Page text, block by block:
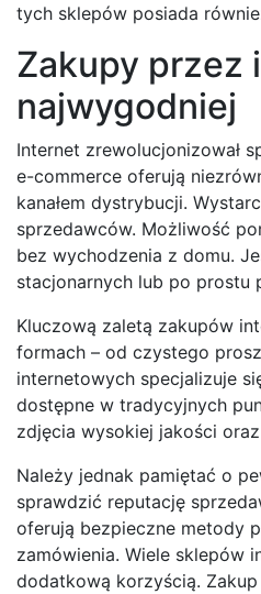
tych sklepów posiada
Zakupy przez
najwygodniej
Internet zrewolucjonizował
e-commerce oferują
kanałem dystrybucji.
sprzedawców. Możliwość
bez wychodzenia z domu.
stacjonarnych lub po prostu
Kluczową zaletą zakupów
formach – od czystego
internetowych specjalizuje
dostępne w tradycyjnych
zdjęcia wysokiej jakości
Należy jednak pamiętać o
sprawdzić reputację
oferują bezpieczne metody
zamówienia. Wiele sklepów
dodatkową korzyścią.